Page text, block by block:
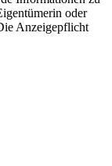
oder
Anzeigepflicht